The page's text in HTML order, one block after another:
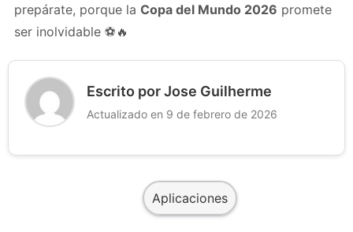
prepárate, porque la Copa del Mundo 2026 promete
ser inolvidable ⚽🔥
Escrito por Jose Guilherme
Actualizado en 9 de febrero de 2026
Aplicaciones